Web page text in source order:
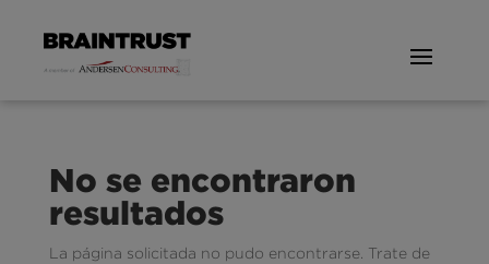
No se encontraron
resultados
La página solicitada no pudo encontrarse. Trate de